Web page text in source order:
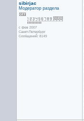
sibirjac
Модератор раздела
с фев 2007
Санкт-Петербург
Сообщений: 8149